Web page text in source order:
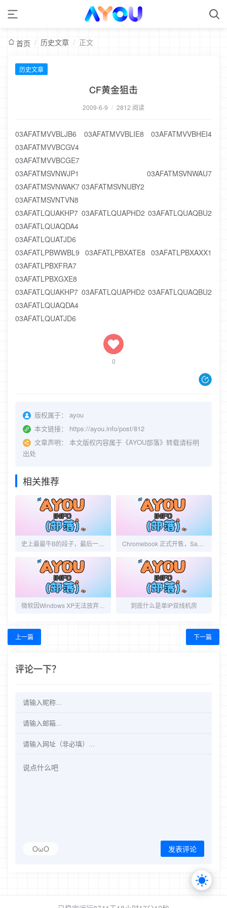
首页 / 历史文章 / 正文
历史文章
CF黄金狙击
2009-6-9 / 2812 阅读
03AFATMVVBLJB6 03AFATMVVBLIE8 03AFATMVVBHEI4
03AFATMVVBCGV4
03AFATMVVBCGE7
03AFATMSVNWJP1 03AFATMSVNWAU7
03AFATMSVNWAK7 03AFATMSVNUBY2
03AFATMSVNTVN8
03AFATLQUAKHP7 03AFATLQUAPHD2 03AFATLQUAQBU2
03AFATLQUAQDA4
03AFATLQUATJD6
03AFATLPBWWBL9 03AFATLPBXATE8 03AFATLPBXAXX1
03AFATLPBXFRA7
03AFATLPBXGXE8
03AFATLQUAKHP7 03AFATLQUAPHD2 03AFATLQUAQBU2
03AFATLQUAQDA4
03AFATLQUATJD6
0
版权属于：
ayou
本文链接：
https://ayou.info/post/812
文章声明：
本文版权内容属于《AYOU部落》转载请标明
出处
相关推荐
到底什么是单IP双线机房
上一篇 下一篇
评论一下？
OωO 发表评论